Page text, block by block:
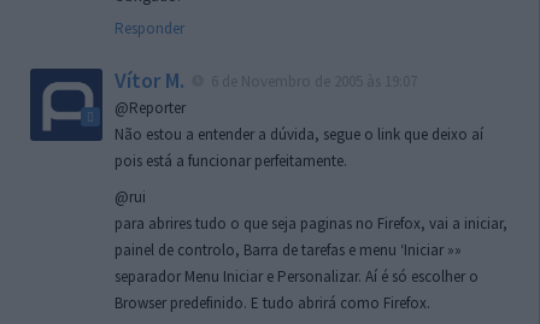
Responder
Vítor M.
@Reporter
Não estou a entender a dúvida, segue o link que deixo aí
pois está a funcionar perfeitamente.
@rui
para abrires tudo o que seja paginas no Firefox, vai a iniciar,
painel de controlo, Barra de tarefas e menu ‘Iniciar »»
separador Menu Iniciar e Personalizar. Aí é só escolher o
Browser predefinido. E tudo abrirá como Firefox.